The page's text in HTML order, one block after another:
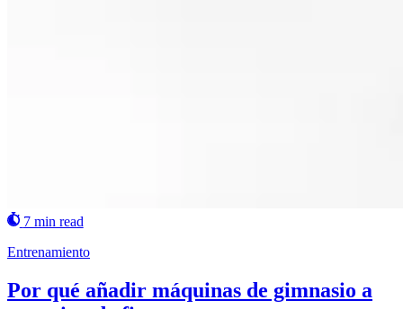
7 min read
Entrenamiento
Por qué añadir máquinas de gimnasio a